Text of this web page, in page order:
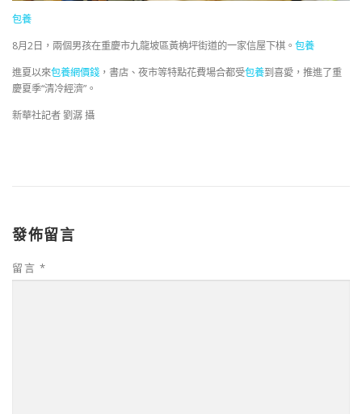
包養
8月2日，兩個男孩在重慶市九龍坡區黃桷坪街道的一家信屋下棋。 包養
進夏以來包養網價錢 ，書店、夜市等特點花費場合都受包養到喜愛，推進了重
慶夏季“清冷經濟”。
新華社記者 劉潺 攝
發佈留言
留言 *